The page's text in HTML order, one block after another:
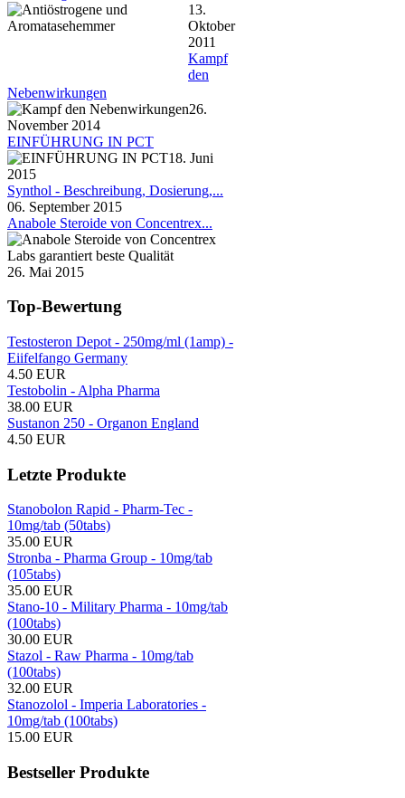
13.
Oktober
2011
Kampf
den
Nebenwirkungen
26.
November 2014
EINFÜHRUNG IN PCT
18. Juni
2015
Synthol - Beschreibung, Dosierung,...
06. September 2015
Anabole Steroide von Concentrex...
26. Mai 2015
Top-Bewertung
Testosteron Depot - 250mg/ml (1amp) -
Eiifelfango Germany
4.50 EUR
Testobolin - Alpha Pharma
38.00 EUR
Sustanon 250 - Organon England
4.50 EUR
Letzte Produkte
Stanobolon Rapid - Pharm-Tec -
10mg/tab (50tabs)
35.00 EUR
Stronba - Pharma Group - 10mg/tab
(105tabs)
35.00 EUR
Stano-10 - Military Pharma - 10mg/tab
(100tabs)
30.00 EUR
Stazol - Raw Pharma - 10mg/tab
(100tabs)
32.00 EUR
Stanozolol - Imperia Laboratories -
10mg/tab (100tabs)
15.00 EUR
Bestseller Produkte